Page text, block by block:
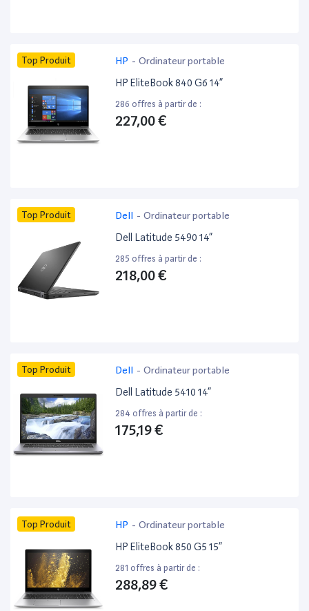
Top Produit HP - Ordinateur portable
HP EliteBook 840 G6 14”
286 offres à partir de :
227,00 €
Top Produit Dell - Ordinateur portable
Dell Latitude 5490 14”
285 offres à partir de :
218,00 €
Top Produit Dell - Ordinateur portable
Dell Latitude 5410 14”
284 offres à partir de :
175,19 €
Top Produit HP - Ordinateur portable
HP EliteBook 850 G5 15”
281 offres à partir de :
288,89 €